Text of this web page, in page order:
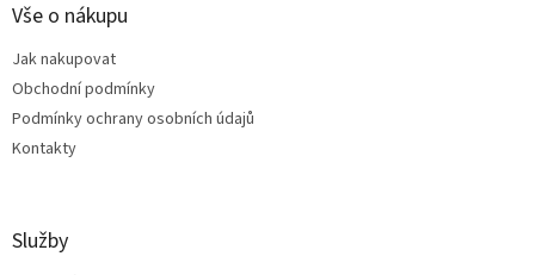
Vše o nákupu
Jak nakupovat
Obchodní podmínky
Podmínky ochrany osobních údajů
Kontakty
Služby